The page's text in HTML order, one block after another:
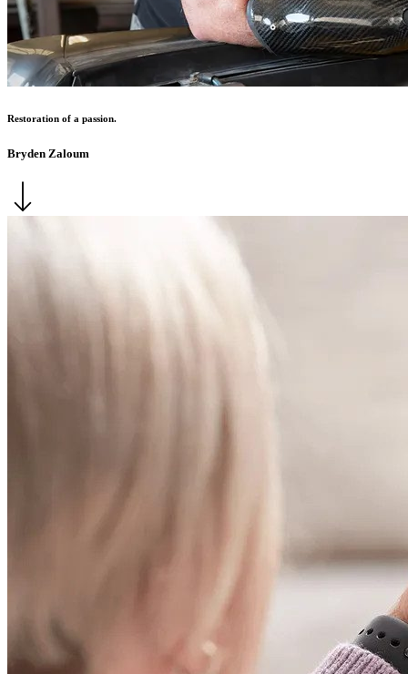
Restoration of a passion.
Bryden Zaloum